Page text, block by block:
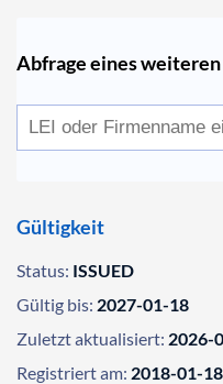
Abfrage eines weiteren
Gültigkeit
Status: ISSUED
Gültig bis: 2027-01-18
Zuletzt aktualisiert: 2026-
Registriert am: 2018-01-18